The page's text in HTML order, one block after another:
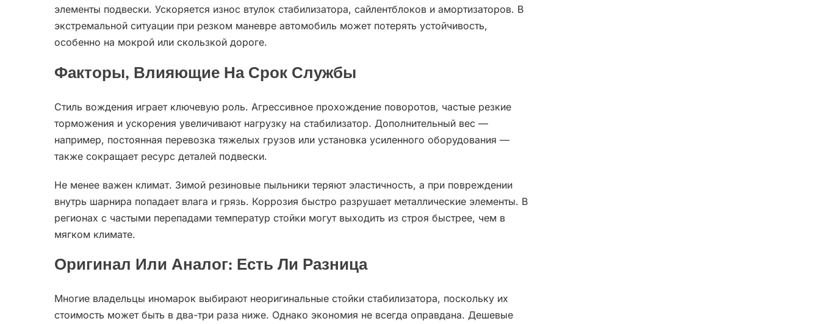
элементы подвески. Ускоряется износ втулок стабилизатора, сайлентблоков и амортизаторов. В
экстремальной ситуации при резком маневре автомобиль может потерять устойчивость,
особенно на мокрой или скользкой дороге.
Факторы, Влияющие На Срок Службы
Стиль вождения играет ключевую роль. Агрессивное прохождение поворотов, частые резкие
торможения и ускорения увеличивают нагрузку на стабилизатор. Дополнительный вес —
например, постоянная перевозка тяжелых грузов или установка усиленного оборудования —
также сокращает ресурс деталей подвески.
Не менее важен климат. Зимой резиновые пыльники теряют эластичность, а при повреждении
внутрь шарнира попадает влага и грязь. Коррозия быстро разрушает металлические элементы. В
регионах с частыми перепадами температур стойки могут выходить из строя быстрее, чем в
мягком климате.
Оригинал Или Аналог: Есть Ли Разница
Многие владельцы иномарок выбирают неоригинальные стойки стабилизатора, поскольку их
стоимость может быть в два-три раза ниже. Однако экономия не всегда оправдана. Дешевые